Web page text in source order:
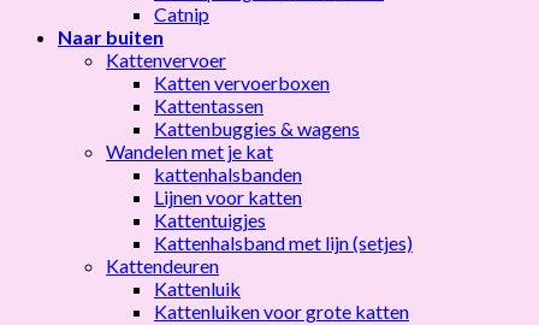
Catnip
Naar buiten
Kattenvervoer
Katten vervoerboxen
Kattentassen
Kattenbuggies & wagens
Wandelen met je kat
kattenhalsbanden
Lijnen voor katten
Kattentuigjes
Kattenhalsband met lijn (setjes)
Kattendeuren
Kattenluik
Kattenluiken voor grote katten